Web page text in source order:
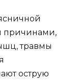
причинами,
травмы
острую